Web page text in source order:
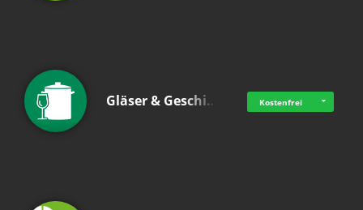
Gläser & Geschi… Kostenfrei